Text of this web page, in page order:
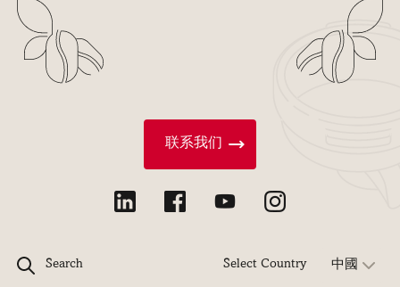
Search
联系我们
Select Country 中國